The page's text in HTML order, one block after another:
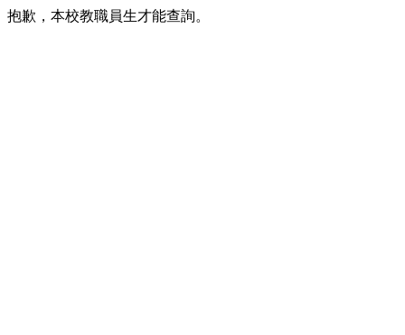
抱歉，本校教職員生才能查詢。